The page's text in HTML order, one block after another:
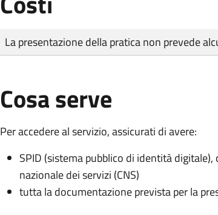
Tipo di pagamento
Importo
La presentazione della pratica non prevede
Cosa serve
Per accedere al servizio, assicurati di avere:
SPID (sistema pubblico di identità
nazionale dei servizi (CNS)
tutta la documentazione prevista per la